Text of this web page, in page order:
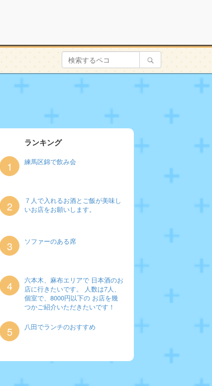
ランキング
1 練馬区錦で飲み会
2
７人で入れるお酒とご飯が美味し
いお店をお願いします。
3 ソファーのある席
4
六本木、麻布エリアで 日本酒のお
店に行きたいです。 人数は7人、
個室で、8000円以下の お店を幾
つかご紹介いただきたいです！
5 八田でランチのおすすめ